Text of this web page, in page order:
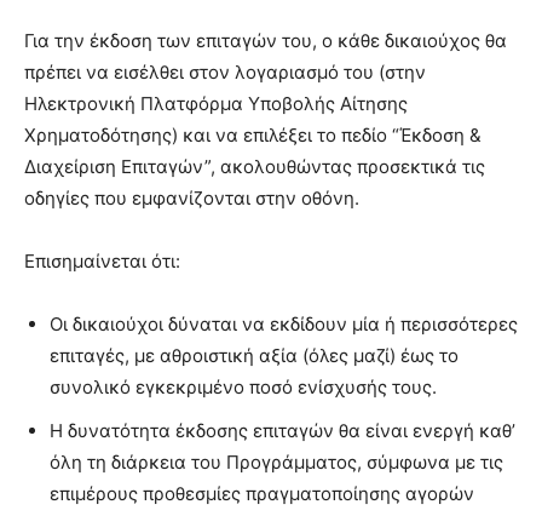
Για την έκδοση των επιταγών του, ο κάθε δικαιούχος θα
πρέπει να εισέλθει στον λογαριασμό του (στην
Ηλεκτρονική Πλατφόρμα Υποβολής Αίτησης
Χρηματοδότησης) και να επιλέξει το πεδίο “Έκδοση &
Διαχείριση Επιταγών”, ακολουθώντας προσεκτικά τις
οδηγίες που εμφανίζονται στην οθόνη.
Επισημαίνεται ότι:
Οι δικαιούχοι δύναται να εκδίδουν μία ή περισσότερες
επιταγές, με αθροιστική αξία (όλες μαζί) έως το
συνολικό εγκεκριμένο ποσό ενίσχυσής τους.
Η δυνατότητα έκδοσης επιταγών θα είναι ενεργή καθ’
όλη τη διάρκεια του Προγράμματος, σύμφωνα με τις
επιμέρους προθεσμίες πραγματοποίησης αγορών